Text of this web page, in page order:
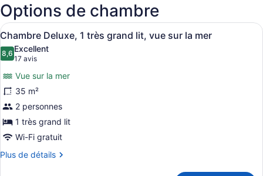
Antonio
Carlos
Jobim
(GIG)
Options de chambre
Afficher
toutes
les
photos
pour
ce
type
de
chambre :
Chambre
Minibar, coffre-fort pour
5
Chambre Deluxe, 1 très grand lit, vue sur la mer
8,68,6 sur 10
Excellent
17 avis
(17 avis)
Vue sur la mer
35 m²
2 personnes
1 très grand lit
Wi-Fi gratuit
Plus de détails
Plus